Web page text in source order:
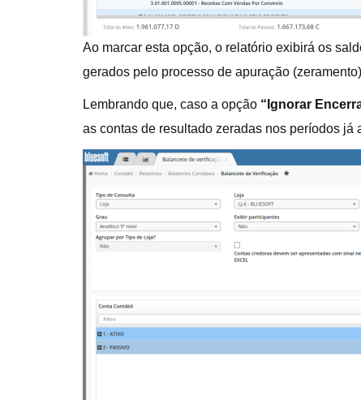
Ao marcar esta opção, o relatório exibirá os
gerados pelo processo de apuração
Lembrando que, caso a opção “Ignorar
as contas de resultado zeradas nos períodos já